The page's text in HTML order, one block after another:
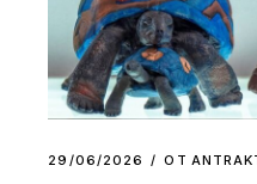
29/06/2026 ОТ